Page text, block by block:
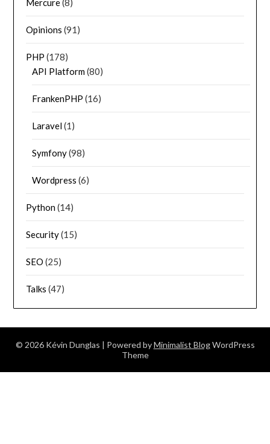
Opinions (91)
PHP (178)
API Platform(80)
FrankenPHP (16)
Laravel(1)
Symfony(98)
Wordpress (6)
Python(14)
Security(15)
SEO (25)
Talks (47)
© 2026 Kévin Dunglas | Powered byMinimalist BlogWordPress
Theme